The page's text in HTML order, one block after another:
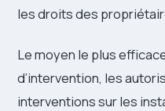
les droits des
Le moyen le plus
d’intervention, les
interventions sur les